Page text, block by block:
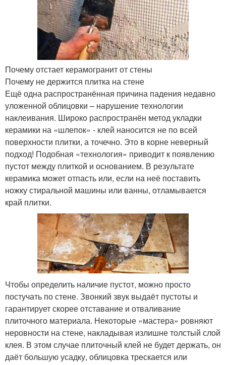
Почему отстает керамогранит от стены
Почему не держится плитка на стене
Ещё одна распространённая причина падения недавно
уложенной облицовки – нарушение технологии
наклеивания. Широко распространён метод укладки
керамики на «шлепок» - клей наносится не по всей
поверхности плитки, а точечно. Это в корне неверный
подход! Подобная «технология» приводит к появлению
пустот между плиткой и основанием. В результате
керамика может отпасть или, если на неё поставить
ножку стиральной машины или ванны, отламывается
край плитки.
Чтобы определить наличие пустот, можно просто
постучать по стене. Звонкий звук выдаёт пустоты и
гарантирует скорее отставание и отваливание
плиточного материала. Некоторые «мастера» ровняют
неровности на стене, накладывая излишне толстый слой
клея. В этом случае плиточный клей не будет держать, он
даёт большую усадку, облицовка трескается или